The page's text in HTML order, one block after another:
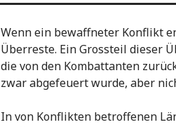
Wenn ein bewaffneter Konflikt
Überreste. Ein Grossteil dieser
die von den Kombattanten
zwar abgefeuert wurde, aber
In von Konflikten betroffenen